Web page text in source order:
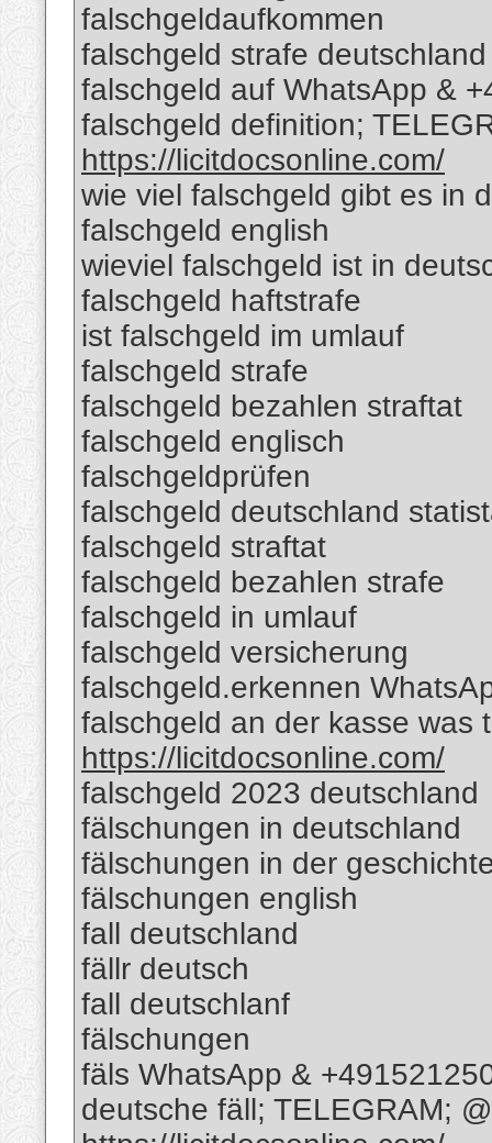
falschgeldaufkommen
falschgeld strafe deutschland
falschgeld auf WhatsApp &
falschgeld definition;
https://licitdocsonline.com/
wie viel falschgeld gibt es in
falschgeld english
wieviel falschgeld ist in
falschgeld haftstrafe
ist falschgeld im umlauf
falschgeld strafe
falschgeld bezahlen straftat
falschgeld englisch
falschgeldprüfen
falschgeld deutschland
falschgeld straftat
falschgeld bezahlen strafe
falschgeld in umlauf
falschgeld versicherung
falschgeld.erkennen
falschgeld an der kasse was
https://licitdocsonline.com/
falschgeld 2023 deutschland
fälschungen in deutschland
fälschungen in der
fälschungen english
fall deutschland
fällr deutsch
fall deutschlanf
fälschungen
fäls WhatsApp &
deutsche fäll; TELEGRAM;